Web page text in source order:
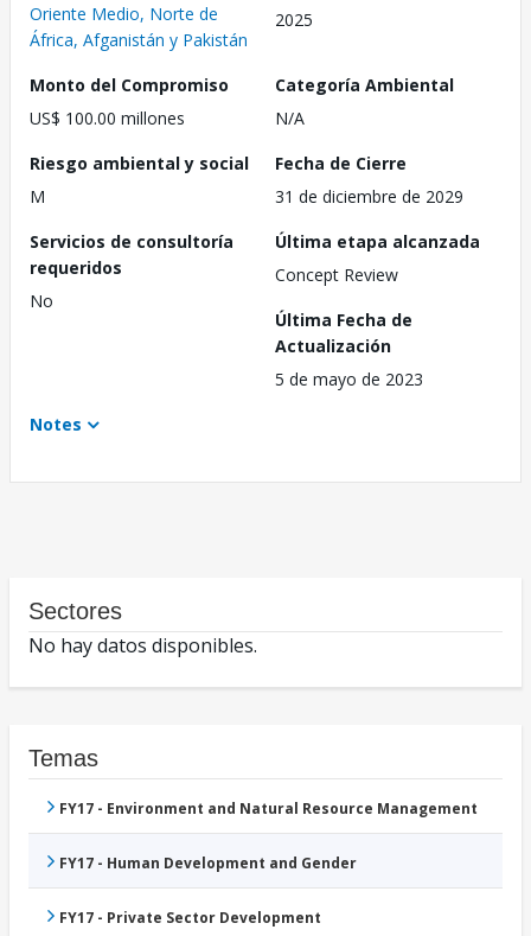
Oriente Medio, Norte de
África, Afganistán y Pakistán
2025
Monto del Compromiso
US$ 100.00 millones
Categoría Ambiental
N/A
Riesgo ambiental y social
M
Fecha de Cierre
31 de diciembre de 2029
Servicios de consultoría
requeridos
No
Última etapa alcanzada
Concept Review
Última Fecha de
Actualización
5 de mayo de 2023
Notes
Sectores
No hay datos disponibles.
Temas
FY17 - Environment and Natural Resource Management
FY17 - Human Development and Gender
FY17 - Private Sector Development